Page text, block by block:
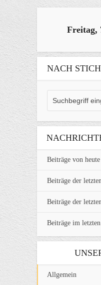
Freitag,
NACH
Beiträge von heute
Beiträge der
Beiträge der
Beiträge im
Allgemein